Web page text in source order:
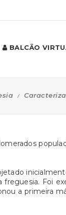
BALCÃO
freguesia. Foi
a primeira